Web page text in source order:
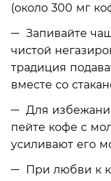
(около 300 мг
Запивайте
чистой
традиция
вместе со
Для
пейте кофе с
усиливают его
При любви к